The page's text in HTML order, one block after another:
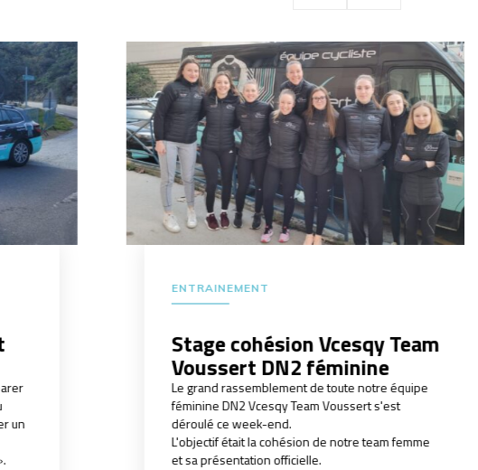
un
ENTRAINEMENT
Stage cohésion Vcesqy Team
Voussert DN2 féminine
Le grand rassemblement de toute notre équipe
féminine DN2 Vcesqy Team Voussert s'est
déroulé ce week-end.
L'objectif était la cohésion de notre team femme
et sa présentation officielle.